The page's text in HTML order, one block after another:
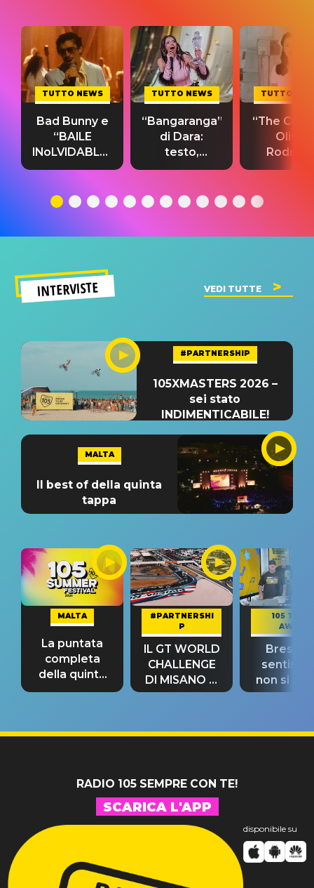
TUTTO NEWS
Bad Bunny e
“BAILE
INoLVIDABLE”:
testo,
significato
TUTTO NEWS
“Bangaranga”
di Dara:
testo,
traduzione e
del singolo
TUTTO
“The
Olivia
testo,
INTERVISTE VEDI TUTTE
#PARTNERSHIP
105XMASTERS 2026 –
sei stato
INDIMENTICABILE!
MALTA
Il best of della quinta
tappa
MALTA
La puntata
completa
della quinta
tappa
#PARTNERSHI
P
IL GT WORLD
CHALLENGE
DI MISANO si
riconferma
105 TAKE
AWAY
Bresh:
non si
fino alla
RADIO 105 SEMPRE CON TE!
SCARICA L'APP
disponibile su